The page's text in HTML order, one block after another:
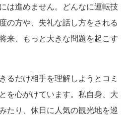
は進めません。どんなに運転技
の方や、失礼な話し方をされる
来、もっと大きな問題を起こす
るだけ相手を理解しようとコミ
を心がけています。私自身、大
たり、休日に人気の観光地を巡